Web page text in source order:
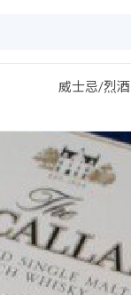
威士忌/烈酒